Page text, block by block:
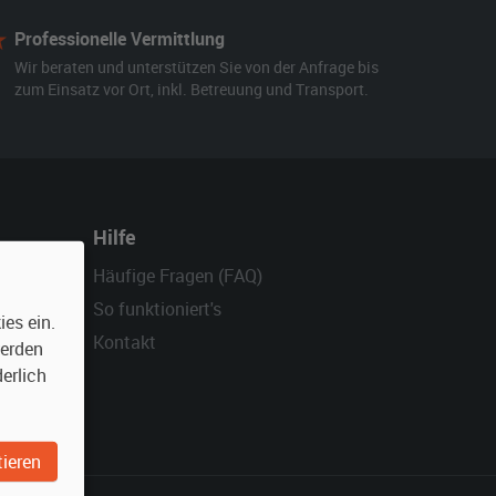
Professionelle Vermittlung
Wir beraten und unterstützen Sie von der Anfrage bis
zum Einsatz vor Ort, inkl. Betreuung und Transport.
Hilfe
Häufige Fragen (FAQ)
So funktioniert's
Kontakt
ein.